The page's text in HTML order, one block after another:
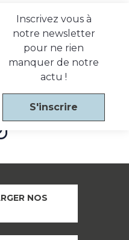
Inscrivez vous à
notre newsletter
pour ne rien
manquer de notre
actu !
S'inscrire
NOS